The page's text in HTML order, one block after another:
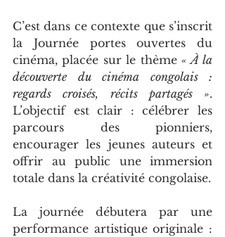
C’est dans ce contexte que s’inscrit
la Journée portes ouvertes du
cinéma, placée sur le thème « À la
découverte du cinéma congolais :
regards croisés, récits partagés ».
L’objectif est clair : célébrer les
parcours des pionniers,
encourager les jeunes auteurs et
offrir au public une immersion
totale dans la créativité congolaise.
La journée débutera par une
performance artistique originale :